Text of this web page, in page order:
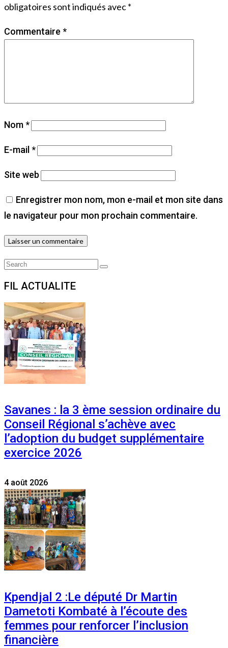
obligatoires sont indiqués avec*
Commentaire *
Nom*
E-mail*
Site web
Enregistrer mon nom, mon e-mail et mon site dans
le navigateur pour mon prochain commentaire.
Search
Search
FIL ACTUALITE
Savanes : la 3 ème session ordinaire du
Conseil Régional s’achève avec
l’adoption du budget supplémentaire
exercice 2026
4 août 2026
Kpendjal 2 :Le député Dr Martin
Dametoti Kombaté à l’écoute des
femmes pour renforcer l’inclusion
financière